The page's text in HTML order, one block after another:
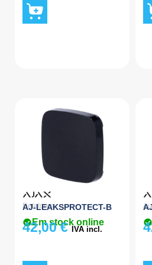
Detetores
AJ-LEAKSPROTECT-B
Em stock online
42,00€ IVA incl.